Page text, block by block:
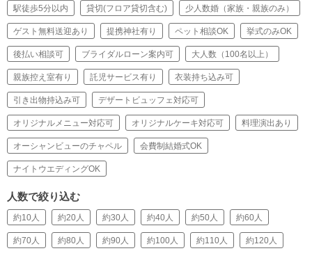
駅徒歩5分以内 貸切(フロア貸切含む) 少人数婚（家族・親族のみ）
ゲスト無料送迎あり 提携神社有り ペット相談OK 挙式のみOK
後払い相談可 ブライダルローン案内可 大人数（100名以上）
親族控え室有り 託児サービス有り 衣装持ち込み可
引き出物持込み可 デザートビュッフェ対応可
オリジナルメニュー対応可 オリジナルケーキ対応可 料理演出あり
オーシャンビューのチャペル 会費制結婚式OK
ナイトウエディングOK
人数で絞り込む
約10人 約20人 約30人 約40人 約50人 約60人
約70人 約80人 約90人 約100人 約110人 約120人